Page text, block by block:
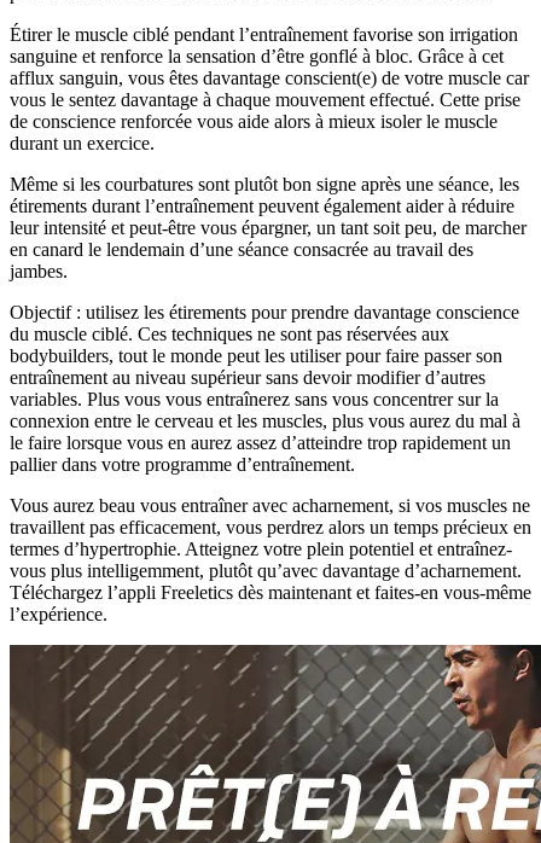
Étirer le muscle ciblé pendant l’entraînement favorise son irrigation
sanguine et renforce la sensation d’être gonflé à bloc. Grâce à cet
afflux sanguin, vous êtes davantage conscient(e) de votre muscle car
vous le sentez davantage à chaque mouvement effectué. Cette prise
de conscience renforcée vous aide alors à mieux isoler le muscle
durant un exercice.
Même si les courbatures sont plutôt bon signe après une séance, les
étirements durant l’entraînement peuvent également aider à réduire
leur intensité et peut-être vous épargner, un tant soit peu, de marcher
en canard le lendemain d’une séance consacrée au travail des
jambes.
Objectif : utilisez les étirements pour prendre davantage conscience
du muscle ciblé. Ces techniques ne sont pas réservées aux
bodybuilders, tout le monde peut les utiliser pour faire passer son
entraînement au niveau supérieur sans devoir modifier d’autres
variables. Plus vous vous entraînerez sans vous concentrer sur la
connexion entre le cerveau et les muscles, plus vous aurez du mal à
le faire lorsque vous en aurez assez d’atteindre trop rapidement un
pallier dans votre programme d’entraînement.
Vous aurez beau vous entraîner avec acharnement, si vos muscles ne
travaillent pas efficacement, vous perdrez alors un temps précieux en
termes d’hypertrophie. Atteignez votre plein potentiel et entraînez-
vous plus intelligemment, plutôt qu’avec davantage d’acharnement.
Téléchargez l’appli Freeletics dès maintenant et faites-en vous-même
l’expérience.